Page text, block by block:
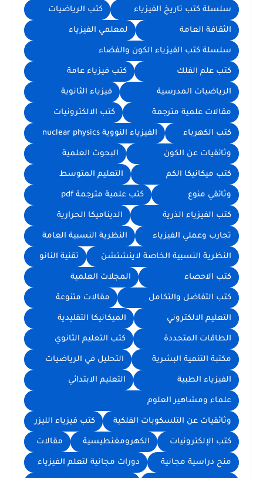
سلسلة كتب تاريخ الفيزياء كتب الرياضيات
الثقافة العامة لمعلمي الفيزياء
سلسلة كتب الفيزياء الكون والفضاء
كتب علم الفلك كتب فيزياء عامة
الرياضيات المدرسية فيزياء الثانوية
مقالات علمية مترجمة كتب الالكترونيات
كتب الكهرباء الفيزياء النووية nuclear physics
وثائقيات عن الكون البحوث العلمية
كتب ميكانيكا الكم التعليم المتوسط
وثائقي منوع كتب علمية مترجمة pdf
كتب الفيزياء الذرية الديناميكا الحرارية
تجارب وعملي الفيزياء النظرية النسبية العامة
النظرية النسبية الخاصة لاينشتشن تقنية النانو
كتب الاحصاء المجلات العلمية
كتب التفاضل والتكامل مقالات متنوعة
التعليم الالكتروني الميكانيكا التقليدية
الطاقات المتجددة كتب التعليم الثانوي
مكتبة التنمية البشرية التحليل في الرياضيات
الفيزياء الطبية التعليم الابتدائي
علماء ومشاهير العلوم
وثائقيات عن التلسكوبات الفلكية كتب فيزياء الليزر
كتب الإلكترونيات الكهرومغنطيسية مقالات
منح دراسية مجانية دورات مجانية لتعلم الفيزياء